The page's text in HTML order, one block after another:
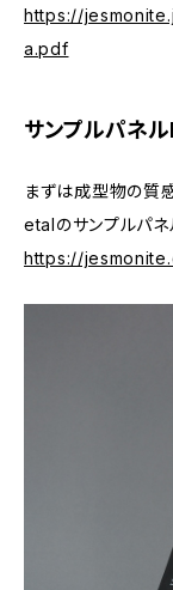
https://
a.pdf
サンプルパネル
まずは成型物の質
etalのサンプルパネ
https://